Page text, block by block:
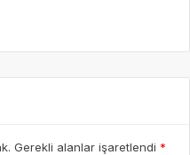
Gerekli alanlar işaretlendi *